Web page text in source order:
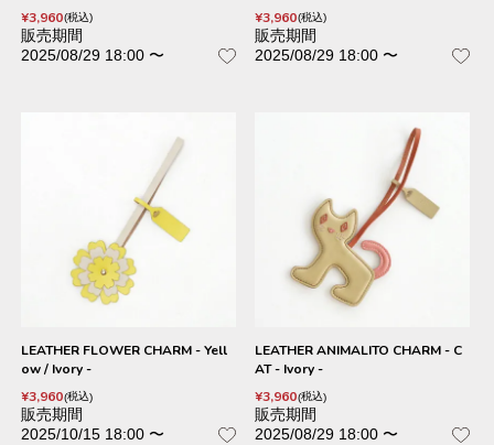
¥3,960 税込
販売期間
2025/08/29 18:00 〜
¥3,960 税込
販売期間
2025/08/29 18:00 〜
LEATHER FLOWER CHARM - Yell
ow / Ivory -
¥3,960 税込
販売期間
2025/10/15 18:00 〜
LEATHER ANIMALITO CHARM - C
AT - Ivory -
¥3,960 税込
販売期間
2025/08/29 18:00 〜